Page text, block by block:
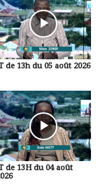
de 13h du 05 août 2026
de 13H du 04 août